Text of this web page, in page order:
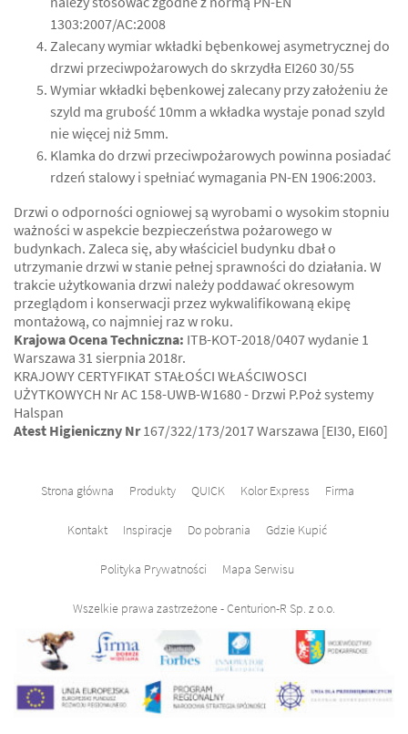
1303:2007/AC:2008
Zalecany wymiar wkładki bębenkowej asymetrycznej do
drzwi przeciwpożarowych do skrzydła EI260 30/55
Wymiar wkładki bębenkowej zalecany przy założeniu że
szyld ma grubość 10mm a wkładka wystaje ponad szyld
nie więcej niż 5mm.
Klamka do drzwi przeciwpożarowych powinna posiadać
rdzeń stalowy i spełniać wymagania PN-EN 1906:2003.
Drzwi o odporności ogniowej są wyrobami o wysokim stopniu
ważności w aspekcie bezpieczeństwa pożarowego w
budynkach. Zaleca się, aby właściciel budynku dbał o
utrzymanie drzwi w stanie pełnej sprawności do działania. W
trakcie użytkowania drzwi należy poddawać okresowym
przeglądom i konserwacji przez wykwalifikowaną ekipę
montażową, co najmniej raz w roku.
Krajowa Ocena Techniczna: ITB-KOT-2018/0407 wydanie 1
Warszawa 31 sierpnia 2018r.
KRAJOWY CERTYFIKAT STAŁOŚCI WŁAŚCIWOSCI
UŻYTKOWYCH Nr AC 158-UWB-W1680 - Drzwi P.Poż systemy
Halspan
Atest Higieniczny Nr167/322/173/2017 Warszawa [EI30, EI60]
Strona główna Produkty QUICK Kolor Express Firma
Kontakt Inspiracje Do pobrania Gdzie Kupić
Polityka Prywatności Mapa Serwisu
Wszelkie prawa zastrzeżone - Centurion-R Sp. z o.o.